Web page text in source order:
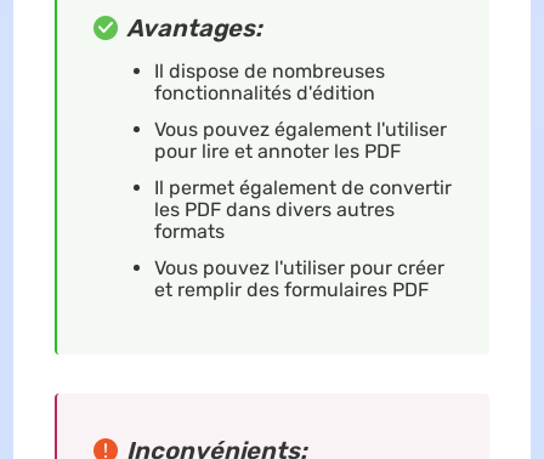
Avantages:
Il dispose de nombreuses
fonctionnalités d'édition
Vous pouvez également l'utiliser
pour lire et annoter les PDF
Il permet également de convertir
les PDF dans divers autres
formats
Vous pouvez l'utiliser pour créer
et remplir des formulaires PDF
Inconvénients: